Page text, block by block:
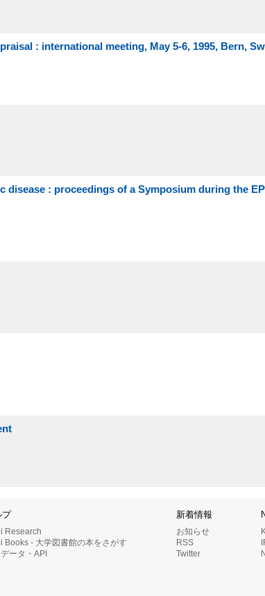
: international meeting, May 5-6, 1995, Bern,
: proceedings of a Symposium during the
プ
Research
Books - 大学図書館の本をさがす
ータ・API
新着情報
お知らせ
RSS
Twitter